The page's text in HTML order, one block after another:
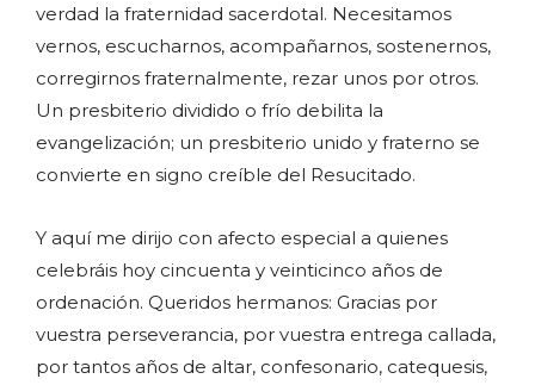
verdad la fraternidad sacerdotal. Necesitamos
vernos, escucharnos, acompañarnos, sostenernos,
corregirnos fraternalmente, rezar unos por otros.
Un presbiterio dividido o frío debilita la
evangelización; un presbiterio unido y fraterno se
convierte en signo creíble del Resucitado.
Y aquí me dirijo con afecto especial a quienes
celebráis hoy cincuenta y veinticinco años de
ordenación. Queridos hermanos: Gracias por
vuestra perseverancia, por vuestra entrega callada,
por tantos años de altar, confesonario, catequesis,